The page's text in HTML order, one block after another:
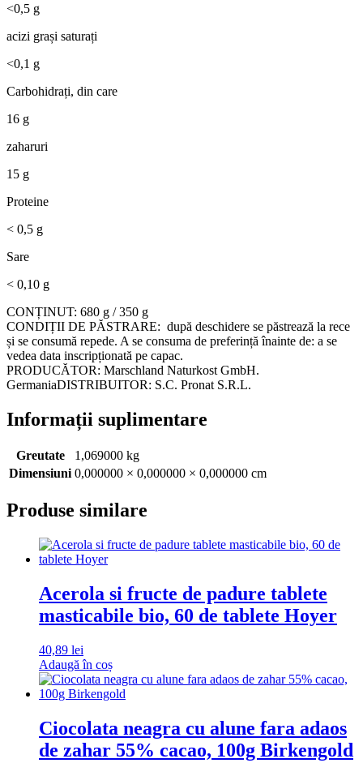
<0,5 g
acizi grași saturați
<0,1 g
Carbohidrați, din care
16 g
zaharuri
15 g
Proteine
< 0,5 g
Sare
< 0,10 g
CONȚINUT: 680 g / 350 g
CONDIȚII DE PĂSTRARE: după deschidere se păstrează la rece
și se consumă repede. A se consuma de preferință înainte de: a se
vedea data inscripționată pe capac.
PRODUCĂTOR: Marschland Naturkost GmbH.
GermaniaDISTRIBUITOR: S.C. Pronat S.R.L.
Informații suplimentare
Greutate
1,069000 kg
Dimensiuni 0,000000 × 0,000000 × 0,000000 cm
Produse similare
Acerola si fructe de padure tablete
masticabile bio, 60 de tablete Hoyer
40,89 lei
Adaugă în coș
Ciocolata neagra cu alune fara adaos
de zahar 55% cacao, 100g Birkengold